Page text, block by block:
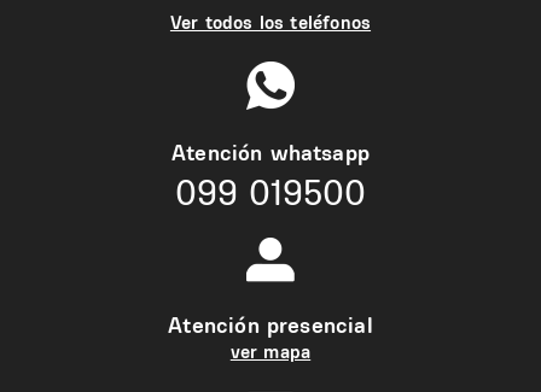
Ver todos los teléfonos
Atención whatsapp
099 019500
Atención presencial
ver mapa